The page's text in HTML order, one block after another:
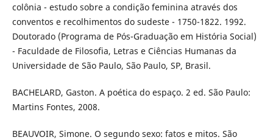
colônia - estudo sobre a condição feminina através dos
conventos e recolhimentos do sudeste - 1750-1822. 1992.
Doutorado (Programa de Pós-Graduação em História Social)
- Faculdade de Filosofia, Letras e Ciências Humanas da
Universidade de São Paulo, São Paulo, SP, Brasil.
BACHELARD, Gaston. A poética do espaço. 2 ed. São Paulo:
Martins Fontes, 2008.
BEAUVOIR, Simone. O segundo sexo: fatos e mitos. São